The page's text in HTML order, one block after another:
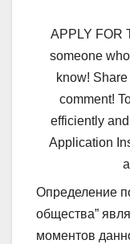
APPLY FOR
someone
know!
comment!
efficiently
Application
Определение
общества”
моментов